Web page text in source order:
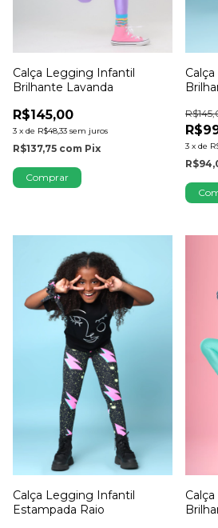
Calça Legging Infantil
Brilhante Lavanda
R$145,00
3 x de R$48,33 sem juros
R$137,75 com Pix
Comprar
3 x de
Calça Legging Infantil
Estampada Raio